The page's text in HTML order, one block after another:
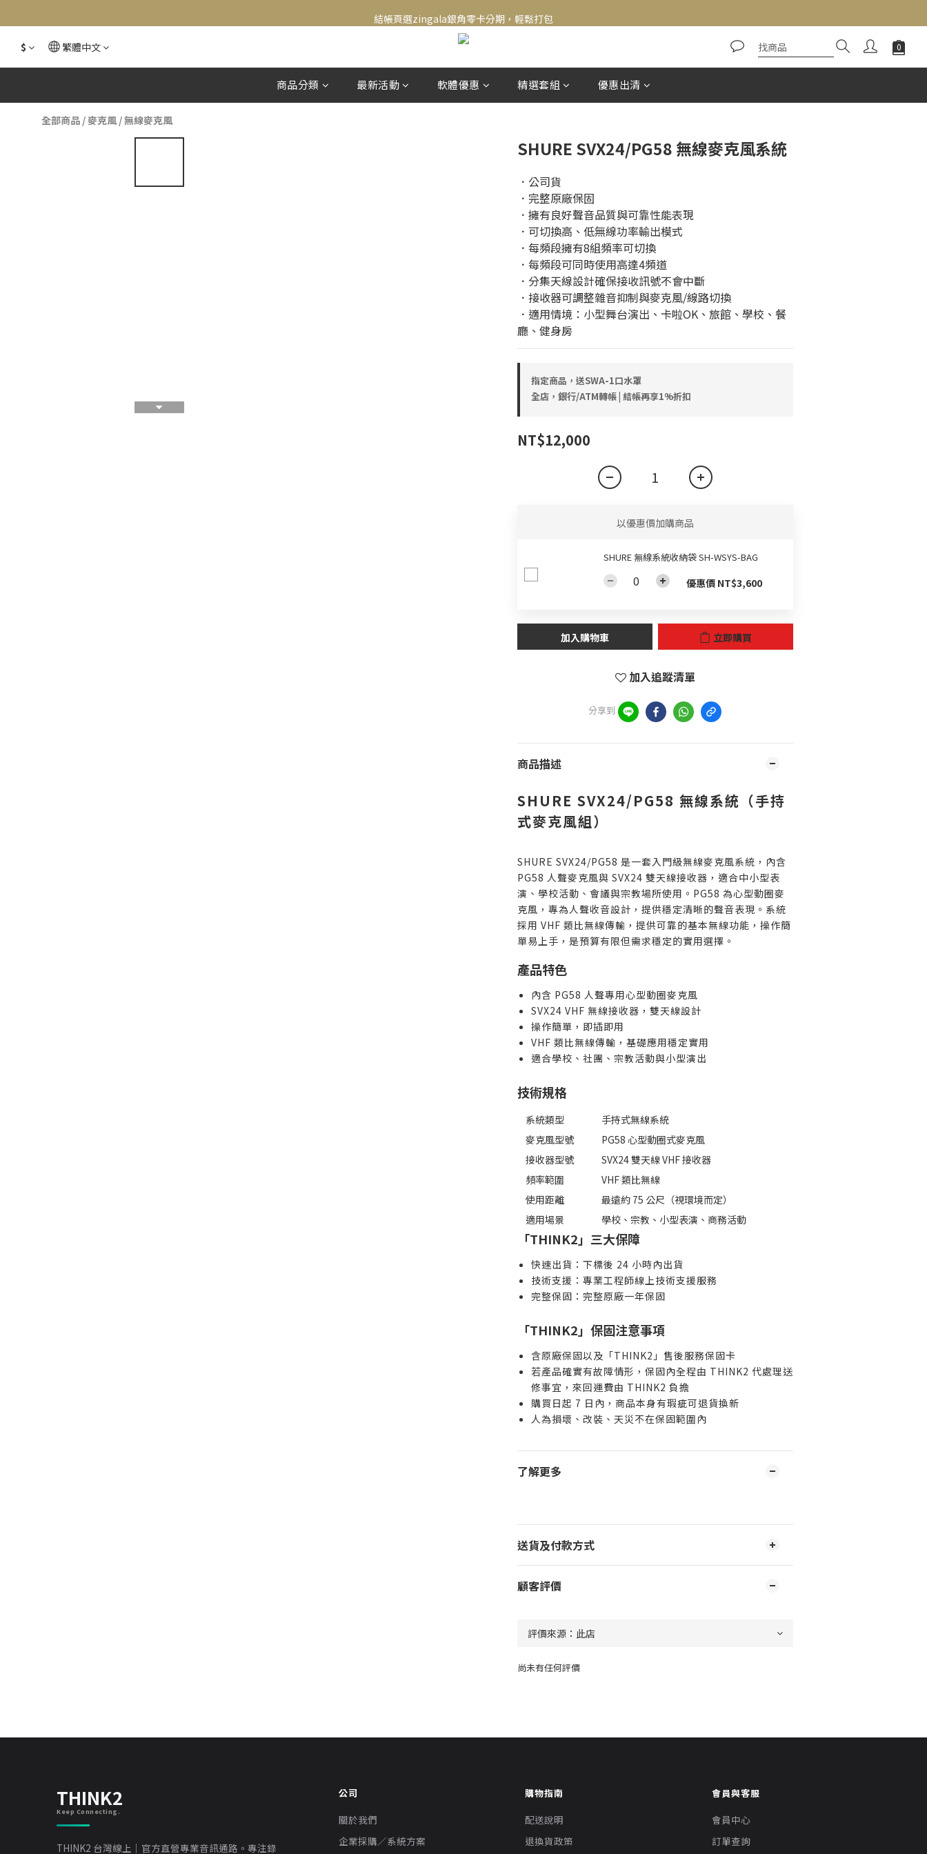
新會員送500！滿額最高回饋2000，刷卡最高12期零利率，馬上了解👉
結帳頁選zingala銀角零卡分期，輕鬆打包
新會員送500！滿額最高回饋2000，刷卡最高12期零利率，馬上了解👉
$ 繁體中文
商品分類 最新活動 軟體優惠 精選套組 優惠出清
全部商品 /麥克風/無線麥克風
SHURE SVX24/PG58 無線麥克風系統
．公司貨
．完整原廠保固
．擁有良好聲音品質與可靠性能表現
．可切換高、低無線功率輸出模式
．每頻段擁有8組頻率可切換
．每頻段可同時使用高達4頻道
．分集天線設計確保接收訊號不會中斷
．接收器可調整雜音抑制與麥克風/線路切換
．適用情境：小型舞台演出、卡啦OK、旅館、學校、餐
廳、健身房
指定商品，送SWA-1口水罩
全店，銀行/ATM轉帳 | 結帳再享1%折扣
NT$12,000
以優惠價加購商品
SHURE 無線系統收納袋 SH-WSYS-BAG
優惠價 NT$3,600
加入購物車 立即購買
加入追蹤清單
分享到
商品描述
SHURE SVX24/PG58 無線系統（手持
式麥克風組）
SHURE SVX24/PG58 是一套入門級無線麥克風系統，內含
PG58 人聲麥克風與 SVX24 雙天線接收器，適合中小型表
演、學校活動、會議與宗教場所使用。PG58 為心型動圈麥
克風，專為人聲收音設計，提供穩定清晰的聲音表現。系統
採用 VHF 類比無線傳輸，提供可靠的基本無線功能，操作簡
單易上手，是預算有限但需求穩定的實用選擇。
產品特色
內含 PG58 人聲專用心型動圈麥克風
SVX24 VHF 無線接收器，雙天線設計
操作簡單，即插即用
VHF 類比無線傳輸，基礎應用穩定實用
適合學校、社團、宗教活動與小型演出
技術規格
系統類型
手持式無線系統
麥克風型號
PG58 心型動圈式麥克風
接收器型號
SVX24 雙天線 VHF 接收器
頻率範圍
VHF 類比無線
使用距離
最遠約 75 公尺（視環境而定）
適用場景
學校、宗教、小型表演、商務活動
「THINK2」三大保障
快速出貨：下標後 24 小時內出貨
技術支援：專業工程師線上技術支援服務
完整保固：完整原廠一年保固
「THINK2」保固注意事項
含原廠保固以及「THINK2」售後服務保固卡
若產品確實有故障情形，保固內全程由 THINK2 代處理送
修事宜，來回運費由 THINK2 負擔
購買日起 7 日內，商品本身有瑕疵可退貨換新
人為損壞、改裝、天災不在保固範圍內
了解更多
送貨及付款方式
顧客評價
尚未有任何評價
立即購買
THINK2
Keep Connecting.
THINK2 台灣線上｜官方直營專業音訊通路。專注錄
公司
關於我們
企業採購／系統方案
購物指南
配送說明
退換貨政策
會員與客服
會員中心
訂單查詢